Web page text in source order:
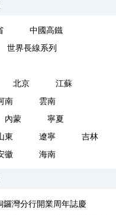
中國高鐵
世界長線系列
北京
江蘇
南
雲南
內蒙
寧夏
東 遼寧
吉林
徽 海南
鑼灣分行開業周年誌慶